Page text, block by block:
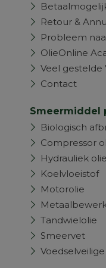
Retour &
Probleem
OlieOnline
Veel gestelde
Contact
Smeermiddel
Biologisch
Compressor
Hydrauliek olie
Koelvloeistof
Motorolie
Tandwielolie
Smeervet